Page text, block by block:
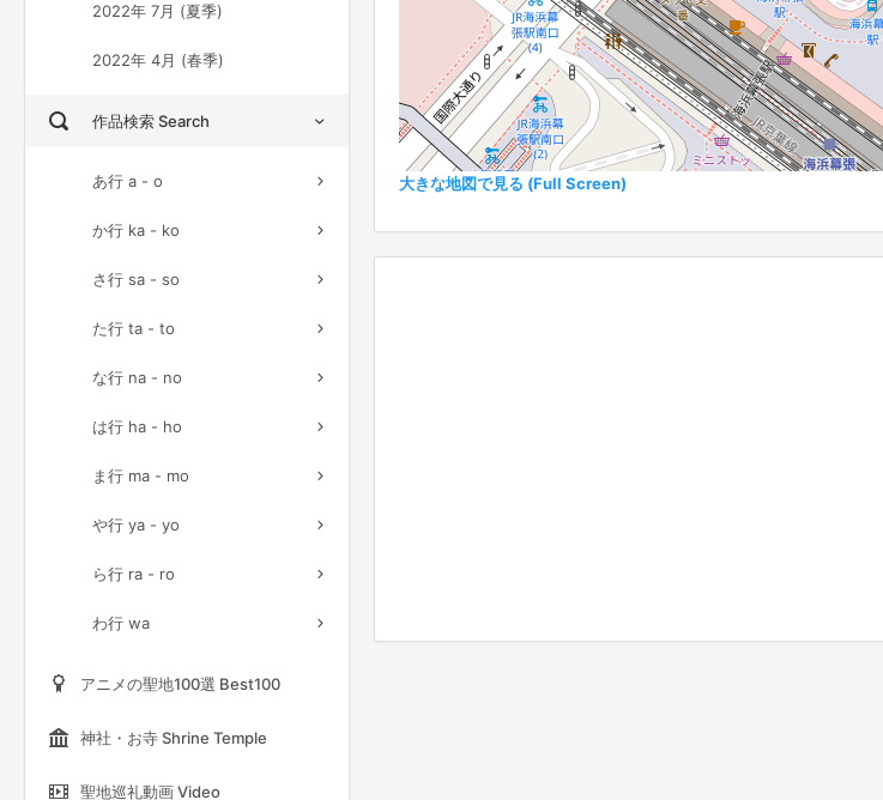
2022年 7月 (夏季)
2022年 4月 (春季)
作品検索 Search
あ行 a - o
か行 ka - ko
さ行 sa - so
た行 ta - to
な行 na - no
は行 ha - ho
ま行 ma - mo
や行 ya - yo
ら行 ra - ro
わ行 wa
アニメの聖地100選 Best100
神社・お寺 Shrine Temple
聖地巡礼動画 Video
大きな地図で見る (Full Screen)